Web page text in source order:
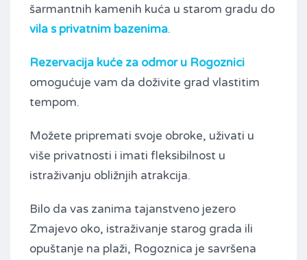
šarmantnih kamenih kuća u starom gradu do
vila s privatnim bazenima.
Rezervacija kuće za odmor u Rogoznici
omogućuje vam da doživite grad vlastitim
tempom.
Možete pripremati svoje obroke, uživati ​​u
više privatnosti i imati fleksibilnost u
istraživanju obližnjih atrakcija.
Bilo da vas zanima tajanstveno jezero
Zmajevo oko, istraživanje starog grada ili
opuštanje na plaži, Rogoznica je savršena